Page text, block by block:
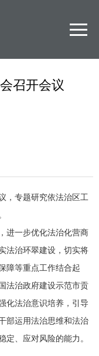
召开会议
，专题研究依法治区工
进一步优化法治化营商
法治环翠建设，切实将
障等重点工作结合起
法治政府建设示范市贡
化法治意识培养，引导
部运用法治思维和法治
定、应对风险的能力。